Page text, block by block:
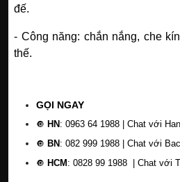
đế.
- Công năng: chắn nắng, che
thế.
GỌI NGAY
🔘 HN : 0963 64 1988 | Chat với
🔘 BN : 082 999 1988 | Chat với
🔘 HCM : 0828 99 1988 | Chat với